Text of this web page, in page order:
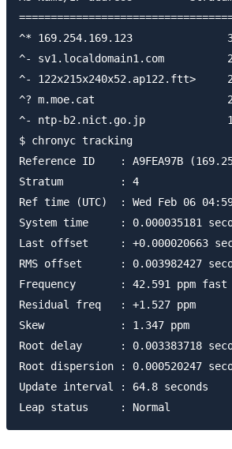
^* 169.254.169.123
^- sv1.localdomain1.com
^- 122x215x240x52.ap122.ftt>
^? m.moe.cat                     2
^- ntp-b2.nict.go.jp             1
$ chronyc tracking
Reference ID    : A9FEA97B
Stratum         : 4
Ref time (UTC)  : Wed Feb 06
System time     : 0.000035181
Last offset     : +0.000020663
RMS offset      : 0.003982427
Frequency       : 42.591 ppm fast
Residual freq   : +1.527 ppm
Skew            : 1.347 ppm
Root delay      : 0.003383718
Root dispersion : 0.000520247
Update interval : 64.8 seconds